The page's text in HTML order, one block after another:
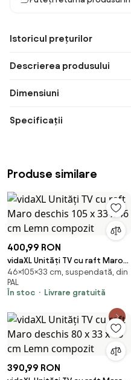
Istoricul prețurilor
Descrierea produsului
Dimensiuni
Specificații
Produse similare
400,99 RON
vidaXL Unități TV cu raft Maro
deschis 105 x 33 x 46 cm Lemn
compozit
46×105×33 cm, suspendată, din
PAL
În stoc
Livrare gratuită
390,99 RON